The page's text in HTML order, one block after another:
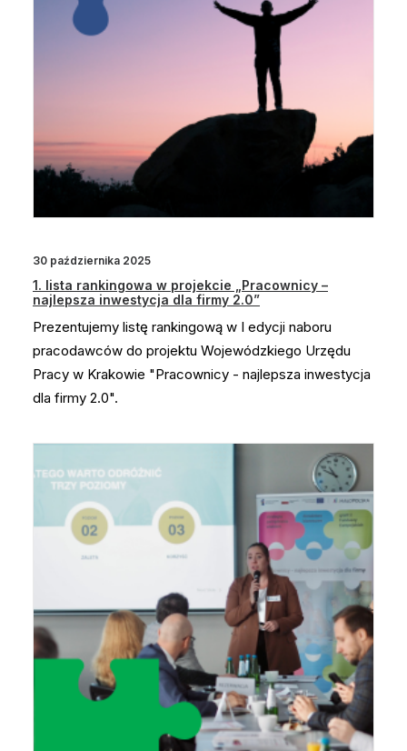
30 października 2025
1. lista rankingowa w projekcie „Pracownicy –
najlepsza inwestycja dla firmy 2.0”
Prezentujemy listę rankingową w I edycji naboru
pracodawców do projektu Wojewódzkiego Urzędu
Pracy w Krakowie "Pracownicy - najlepsza inwestycja
dla firmy 2.0".